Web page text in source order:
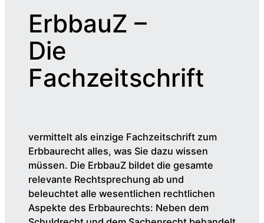
ErbbauZ –
Die
Fachzeitschrift
vermittelt als einzige Fachzeitschrift zum
Erbbaurecht alles, was Sie dazu wissen
müssen. Die ErbbauZ bildet die gesamte
relevante Rechtsprechung ab und
beleuchtet alle wesentlichen rechtlichen
Aspekte des Erbbaurechts: Neben dem